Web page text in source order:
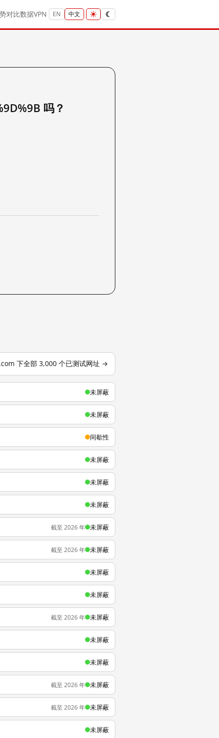
对比数据VPN EN 中文
吗？
下全部 3,000 个已测试网址 →
未屏蔽
未屏蔽
间歇性
未屏蔽
未屏蔽
未屏蔽
截至 2026 年 未屏蔽
截至 2026 年 未屏蔽
未屏蔽
未屏蔽
截至 2026 年 未屏蔽
未屏蔽
未屏蔽
截至 2026 年 未屏蔽
截至 2026 年 未屏蔽
未屏蔽